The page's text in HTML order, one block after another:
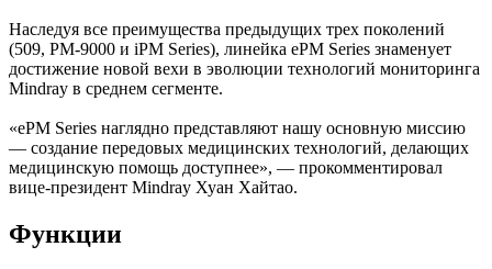
Наследуя все преимущества предыдущих трех поколений
(509, PM-9000 и iPM Series), линейка ePM Series знаменует
достижение новой вехи в эволюции технологий мониторинга
Mindray в среднем сегменте.
«ePM Series наглядно представляют нашу основную миссию
— создание передовых медицинских технологий, делающих
медицинскую помощь доступнее», — прокомментировал
вице-президент Mindray Хуан Хайтао.
Функции